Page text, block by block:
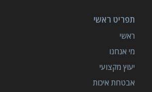
תפריט ראשי
ראשי
מי אנחנו
יעוץ מקצועי
אבטחת איכות